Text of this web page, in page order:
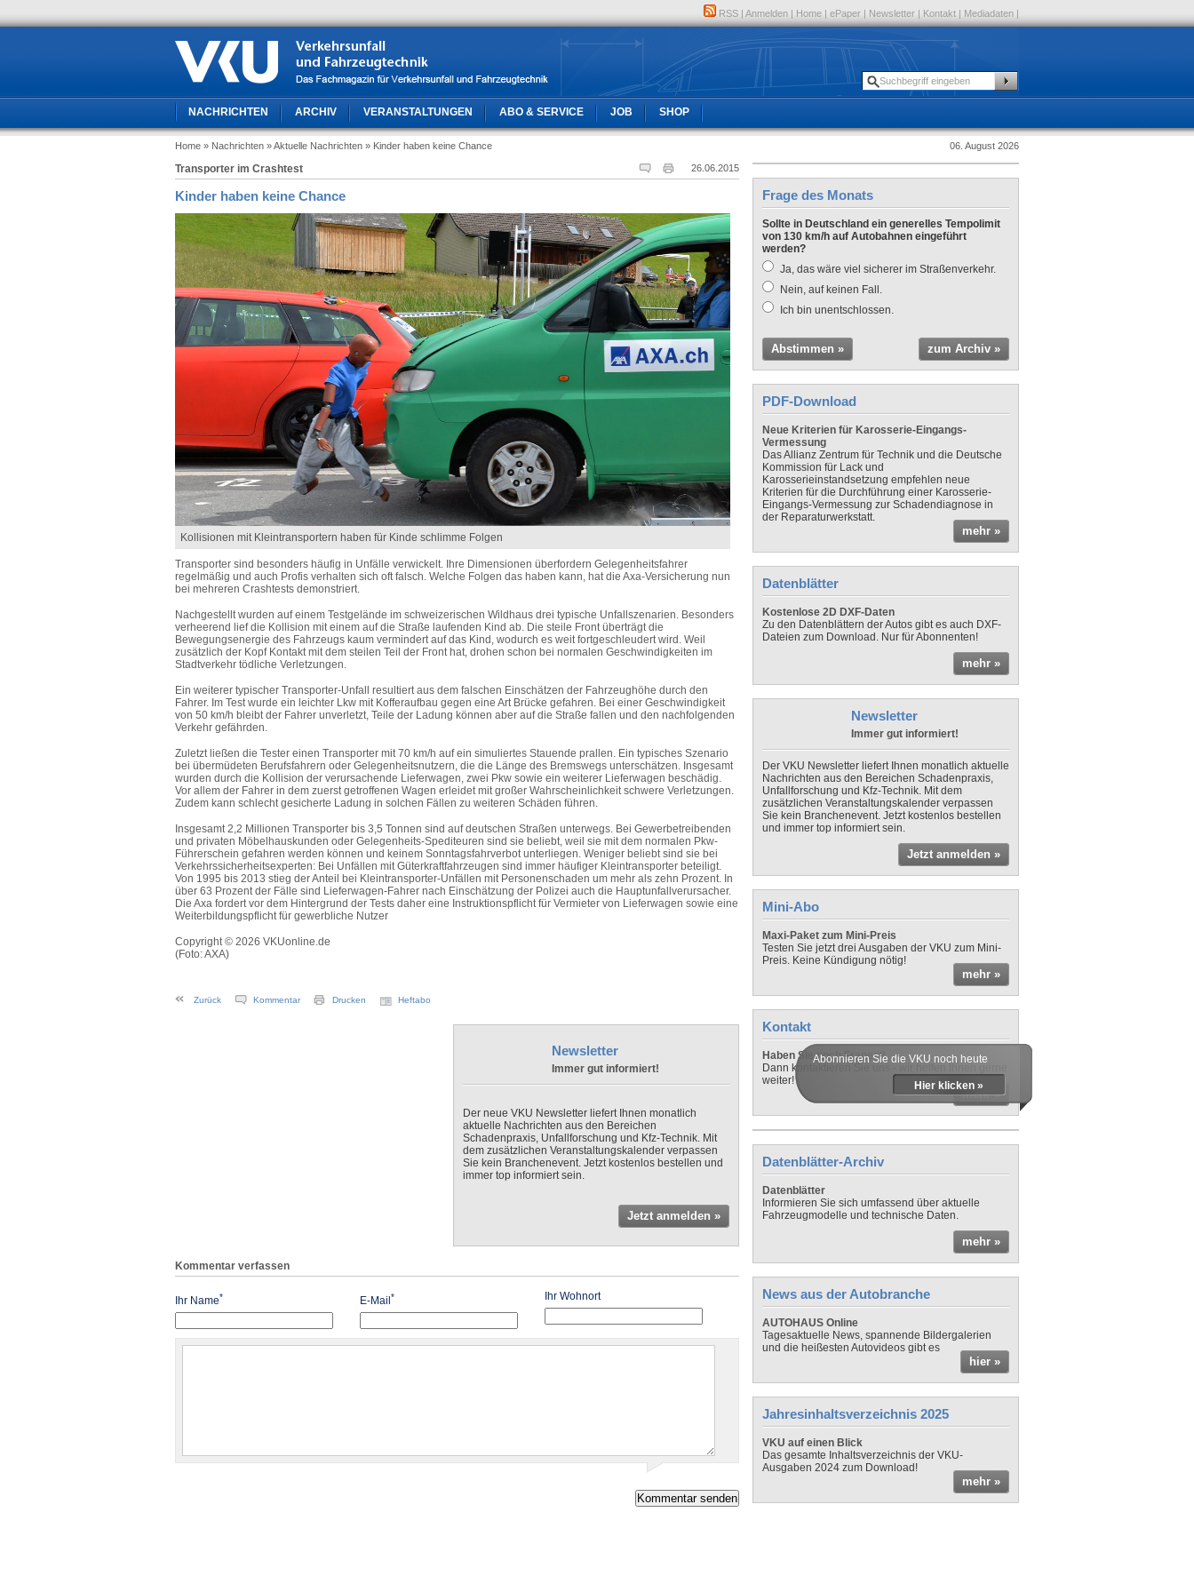
RSS | Anmelden | Home | ePaper | Newsletter | Kontakt | Mediadaten |
NACHRICHTEN ARCHIV VERANSTALTUNGEN ABO & SERVICE JOB SHOP
Home » Nachrichten » Aktuelle Nachrichten » Kinder haben keine Chance 06. August 2026
26.06.2015
Transporter im Crashtest
Kinder haben keine Chance
Kollisionen mit Kleintransportern haben für Kinde schlimme Folgen
Transporter sind besonders häufig in Unfälle verwickelt. Ihre Dimensionen überfordern Gelegenheitsfahrer
regelmäßig und auch Profis verhalten sich oft falsch. Welche Folgen das haben kann, hat die Axa-Versicherung nun
bei mehreren Crashtests demonstriert.
Nachgestellt wurden auf einem Testgelände im schweizerischen Wildhaus drei typische Unfallszenarien. Besonders
verheerend lief die Kollision mit einem auf die Straße laufenden Kind ab. Die steile Front überträgt die
Bewegungsenergie des Fahrzeugs kaum vermindert auf das Kind, wodurch es weit fortgeschleudert wird. Weil
zusätzlich der Kopf Kontakt mit dem steilen Teil der Front hat, drohen schon bei normalen Geschwindigkeiten im
Stadtverkehr tödliche Verletzungen.
Ein weiterer typischer Transporter-Unfall resultiert aus dem falschen Einschätzen der Fahrzeughöhe durch den
Fahrer. Im Test wurde ein leichter Lkw mit Kofferaufbau gegen eine Art Brücke gefahren. Bei einer Geschwindigkeit
von 50 km/h bleibt der Fahrer unverletzt, Teile der Ladung können aber auf die Straße fallen und den nachfolgenden
Verkehr gefährden.
Zuletzt ließen die Tester einen Transporter mit 70 km/h auf ein simuliertes Stauende prallen. Ein typisches Szenario
bei übermüdeten Berufsfahrern oder Gelegenheitsnutzern, die die Länge des Bremswegs unterschätzen. Insgesamt
wurden durch die Kollision der verursachende Lieferwagen, zwei Pkw sowie ein weiterer Lieferwagen beschädig.
Vor allem der Fahrer in dem zuerst getroffenen Wagen erleidet mit großer Wahrscheinlichkeit schwere Verletzungen.
Zudem kann schlecht gesicherte Ladung in solchen Fällen zu weiteren Schäden führen.
Insgesamt 2,2 Millionen Transporter bis 3,5 Tonnen sind auf deutschen Straßen unterwegs. Bei Gewerbetreibenden
und privaten Möbelhauskunden oder Gelegenheits-Spediteuren sind sie beliebt, weil sie mit dem normalen Pkw-
Führerschein gefahren werden können und keinem Sonntagsfahrverbot unterliegen. Weniger beliebt sind sie bei
Verkehrssicherheitsexperten: Bei Unfällen mit Güterkraftfahrzeugen sind immer häufiger Kleintransporter beteiligt.
Von 1995 bis 2013 stieg der Anteil bei Kleintransporter-Unfällen mit Personenschaden um mehr als zehn Prozent. In
über 63 Prozent der Fälle sind Lieferwagen-Fahrer nach Einschätzung der Polizei auch die Hauptunfallverursacher.
Die Axa fordert vor dem Hintergrund der Tests daher eine Instruktionspflicht für Vermieter von Lieferwagen sowie eine
Weiterbildungspflicht für gewerbliche Nutzer
Copyright © 2026 VKUonline.de
(Foto: AXA)
Zurück Kommentar Drucken Heftabo
Newsletter
Immer gut informiert!
Der neue VKU Newsletter liefert Ihnen monatlich
aktuelle Nachrichten aus den Bereichen
Schadenpraxis, Unfallforschung und Kfz-Technik. Mit
dem zusätzlichen Veranstaltungskalender verpassen
Sie kein Branchenevent. Jetzt kostenlos bestellen und
immer top informiert sein.
Jetzt anmelden »
Kommentar verfassen
Ihr Name* E-Mail* Ihr Wohnort
Frage des Monats
Sollte in Deutschland ein generelles Tempolimit
von 130 km/h auf Autobahnen eingeführt
werden?
Ja, das wäre viel sicherer im Straßenverkehr.
Nein, auf keinen Fall.
Ich bin unentschlossen.
Abstimmen » zum Archiv »
PDF-Download
Neue Kriterien für Karosserie-Eingangs-
Vermessung
Das Allianz Zentrum für Technik und die Deutsche
Kommission für Lack und
Karosserieinstandsetzung empfehlen neue
Kriterien für die Durchführung einer Karosserie-
Eingangs-Vermessung zur Schadendiagnose in
der Reparaturwerkstatt.
mehr »
Datenblätter
Kostenlose 2D DXF-Daten
Zu den Datenblättern der Autos gibt es auch DXF-
Dateien zum Download. Nur für Abonnenten!
mehr »
Newsletter
Immer gut informiert!
Der VKU Newsletter liefert Ihnen monatlich aktuelle
Nachrichten aus den Bereichen Schadenpraxis,
Unfallforschung und Kfz-Technik. Mit dem
zusätzlichen Veranstaltungskalender verpassen
Sie kein Branchenevent. Jetzt kostenlos bestellen
und immer top informiert sein.
Jetzt anmelden »
Mini-Abo
Maxi-Paket zum Mini-Preis
Testen Sie jetzt drei Ausgaben der VKU zum Mini-
Preis. Keine Kündigung nötig!
mehr »
Kontakt
Haben Sie noch Fragen?
Dann kontaktieren Sie uns - wir helfen Ihnen gerne
weiter!
mehr »
Abonnieren Sie die VKU noch heute
Hier klicken »
Datenblätter-Archiv
Datenblätter
Informieren Sie sich umfassend über aktuelle
Fahrzeugmodelle und technische Daten.
mehr »
News aus der Autobranche
AUTOHAUS Online
Tagesaktuelle News, spannende Bildergalerien
und die heißesten Autovideos gibt es
hier »
Jahresinhaltsverzeichnis 2025
VKU auf einen Blick
Das gesamte Inhaltsverzeichnis der VKU-
Ausgaben 2024 zum Download!
mehr »